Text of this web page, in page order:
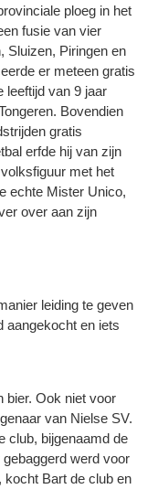
ploeg in het
fusie van vier
Sluizen, Piringen en
er meteen gratis
leeftijd van 9 jaar
Bovendien
gratis
erfde hij van zijn
met het
echte Mister Unico,
over aan zijn
leiding te geven
aangekocht en iets
bier. Ook niet voor
van Nielse SV.
club, bijgenaamd de
werd voor
kocht Bart de club en